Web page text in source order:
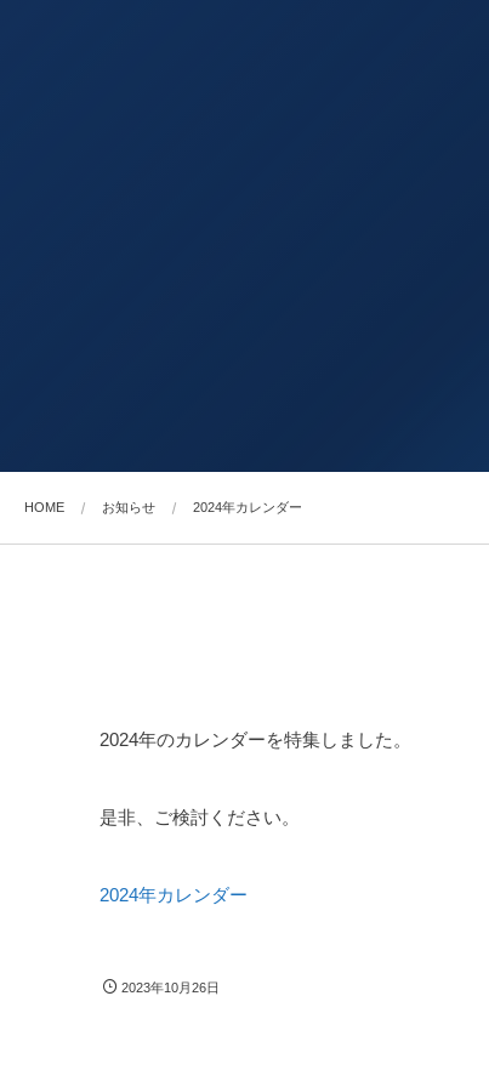
HOME お知らせ 2024年カレンダー
2024年のカレンダーを特集しました。
是非、ご検討ください。
2024年カレンダー
2023年10月26日